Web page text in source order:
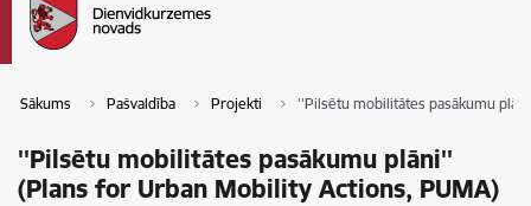
Sākums Pašvaldība Projekti ''Pilsētu mobilitātes pasākumu
''Pilsētu mobilitātes pasākumu plāni''
(Plans for Urban Mobility Actions, PUMA)